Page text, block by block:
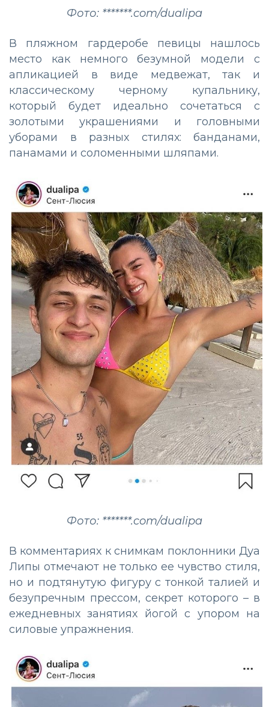
Фото: *******.com/dualipa
В пляжном гардеробе певицы нашлось
место как немного безумной модели с
апликацией в виде медвежат, так и
классическому черному купальнику,
который будет идеально сочетаться с
золотыми украшениями и головными
уборами в разных стилях: банданами,
панамами и соломенными шляпами.
Фото: *******.com/dualipa
В комментариях к снимкам поклонники Дуа
Липы отмечают не только ее чувство стиля,
но и подтянутую фигуру с тонкой талией и
безупречным прессом, секрет которого – в
ежедневных занятиях йогой с упором на
силовые упражнения.